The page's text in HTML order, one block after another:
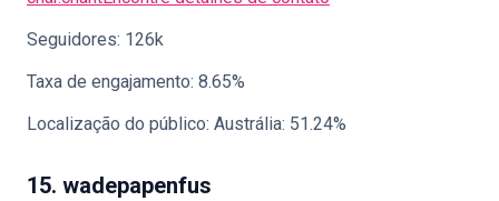
Seguidores: 126k
Taxa de engajamento: 8.65%
Localização do público: Austrália: 51.24%
15. wadepapenfus